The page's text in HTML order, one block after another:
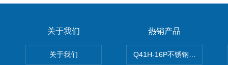
关于我们
关于我们
热销产品
Q41H-16P不锈钢硬密封球阀